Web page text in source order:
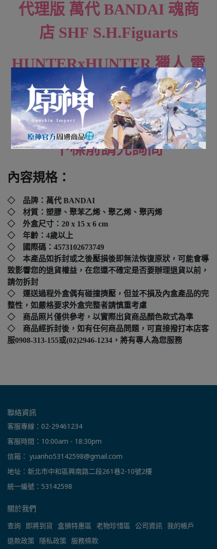
代理版 萬代 BANDAI 魂商
店 SHF S.H.Figuarts
HUNTERxHUNTER 獵人 雷
歐力
全新未拆封
下標前請先詢問
內容規格：
◇ 品牌： 萬代 BANDAI
◇ 材質：塑膠、聚苯乙烯、聚乙烯、聚丙烯
◇ 外盒尺寸： 20 x 15 x 6 cm
◇ 年齡：4歲以上
◇ 國際碼： 4573102673749
◇ 本產品如拆封或之後壓損後即無法恢復原狀，可能會導
致影響您的退貨權益，在您還不確定是否要辦理退貨以前，
請勿拆封
◇ 運送過程外盒偶有碰撞擠壓，但並不損及內盒產品的完
整性，如嚴格要求外盒完整者請慎重考慮
◇ 商品照片僅供參考，以實際出貨商品顏色款式為準
◇ 商品經拆封後，如有任何商品問題，可直接撥打本店客
服0908-313-155或(02)2946-1234，將有專人為您服務
聯絡資訊
客服專線：02-29461234
客服時間：10:00am - 18:30pm
信箱： yuanho53142598@gmail.com
地址：新北市中和區興南路二段261巷2-10號2樓
統一編號：53142598
關於我們
查詢 即將到貨 盒損特惠區 老物珍惜區 公司資訊 我的帳戶
退款政策 隱私政策 服務條款